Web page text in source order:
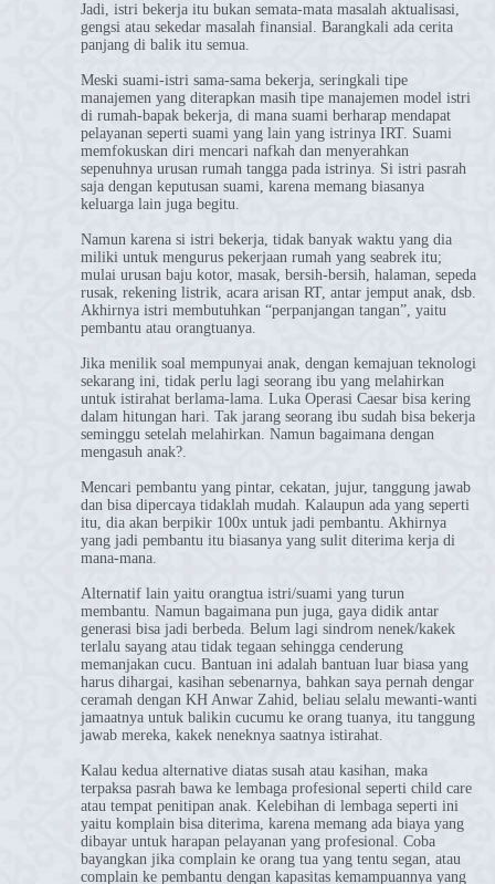
Jadi, istri bekerja itu bukan semata-mata masalah aktualisasi,
gengsi atau sekedar masalah finansial. Barangkali ada cerita
panjang di balik itu semua.
Meski suami-istri sama-sama bekerja, seringkali tipe
manajemen yang diterapkan masih tipe manajemen model istri
di rumah-bapak bekerja, di mana suami berharap mendapat
pelayanan seperti suami yang lain yang istrinya IRT. Suami
memfokuskan diri mencari nafkah dan menyerahkan
sepenuhnya urusan rumah tangga pada istrinya. Si istri pasrah
saja dengan keputusan suami, karena memang biasanya
keluarga lain juga begitu.
Namun karena si istri bekerja, tidak banyak waktu yang dia
miliki untuk mengurus pekerjaan rumah yang seabrek itu;
mulai urusan baju kotor, masak, bersih-bersih, halaman, sepeda
rusak, rekening listrik, acara arisan RT, antar jemput anak, dsb.
Akhirnya istri membutuhkan “perpanjangan tangan”, yaitu
pembantu atau orangtuanya.
Jika menilik soal mempunyai anak, dengan kemajuan teknologi
sekarang ini, tidak perlu lagi seorang ibu yang melahirkan
untuk istirahat berlama-lama. Luka Operasi Caesar bisa kering
dalam hitungan hari. Tak jarang seorang ibu sudah bisa bekerja
seminggu setelah melahirkan. Namun bagaimana dengan
mengasuh anak?.
Mencari pembantu yang pintar, cekatan, jujur, tanggung jawab
dan bisa dipercaya tidaklah mudah. Kalaupun ada yang seperti
itu, dia akan berpikir 100x untuk jadi pembantu. Akhirnya
yang jadi pembantu itu biasanya yang sulit diterima kerja di
mana-mana.
Alternatif lain yaitu orangtua istri/suami yang turun
membantu. Namun bagaimana pun juga, gaya didik antar
generasi bisa jadi berbeda. Belum lagi sindrom nenek/kakek
terlalu sayang atau tidak tegaan sehingga cenderung
memanjakan cucu. Bantuan ini adalah bantuan luar biasa yang
harus dihargai, kasihan sebenarnya, bahkan saya pernah dengar
ceramah dengan KH Anwar Zahid, beliau selalu mewanti-wanti
jamaatnya untuk balikin cucumu ke orang tuanya, itu tanggung
jawab mereka, kakek neneknya saatnya istirahat.
Kalau kedua alternative diatas susah atau kasihan, maka
terpaksa pasrah bawa ke lembaga profesional seperti child care
atau tempat penitipan anak. Kelebihan di lembaga seperti ini
yaitu komplain bisa diterima, karena memang ada biaya yang
dibayar untuk harapan pelayanan yang profesional. Coba
bayangkan jika complain ke orang tua yang tentu segan, atau
complain ke pembantu dengan kapasitas kemampuannya yang